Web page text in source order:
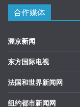
合作媒体
渥京新闻
东方国际电视
法国和世界新闻网
纽约都市新闻网